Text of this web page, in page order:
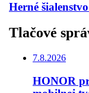
Herné
Tlačové
7.8.2026
HONOR